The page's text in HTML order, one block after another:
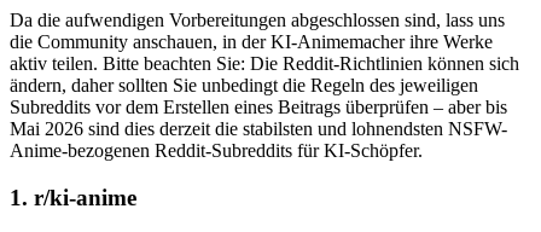
Da die aufwendigen Vorbereitungen abgeschlossen sind, lass uns
die Community anschauen, in der KI-Animemacher ihre Werke
aktiv teilen. Bitte beachten Sie: Die Reddit-Richtlinien können sich
ändern, daher sollten Sie unbedingt die Regeln des jeweiligen
Subreddits vor dem Erstellen eines Beitrags überprüfen – aber bis
Mai 2026 sind dies derzeit die stabilsten und lohnendsten NSFW-
Anime-bezogenen Reddit-Subreddits für KI-Schöpfer.
1. r/ki-anime